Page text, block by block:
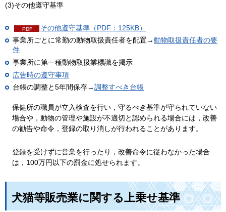
(3)その他遵守基準
その他遵守基準（PDF：125KB）
事業所ごとに常勤の動物取扱責任者を配置→動物取扱責任者の要
件
事業所に第一種動物取扱業標識を掲示
広告時の遵守事項
台帳の調整と5年間保存→調整すべき台帳
保健所の職員が立入検査を行い，守るべき基準が守られていない
場合や，動物の管理や施設が不適切と認められる場合には，改善
の勧告や命令，登録の取り消しが行われることがあります。
登録を受けずに営業を行ったり，改善命令に従わなかった場合
は，100万円以下の罰金に処せられます。
犬猫等販売業に関する上乗せ基準